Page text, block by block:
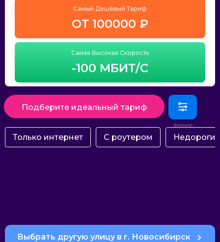
Самый Дешёвый Тариф
ОТ 100000 ₽
Самая Высокая Скорость
-100 МБИТ/С
Подберите идеальный тариф
Только интернет С роутером Недорогие
Выбрать другую улицу в г. Новосибирск